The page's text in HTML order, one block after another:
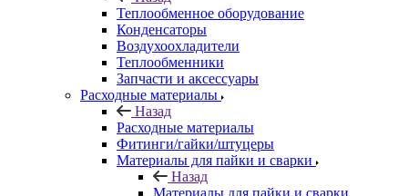
Теплообменное оборудование
Конденсаторы
Воздухоохладители
Теплообменники
Запчасти и аксессуары
Расходные материалы
Назад
Расходные материалы
Фитинги/гайки/штуцеры
Материалы для пайки и сварки
Назад
Материалы для пайки и сварки